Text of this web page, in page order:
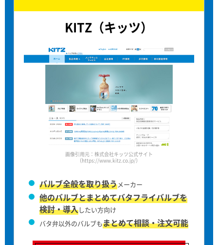
KITZ（キッツ）
画像引用元：株式会社キッツ公式サイト
（https://www.kitz.co.jp/）
バルブ全般を取り扱うメーカー
他のバルブとまとめてバタフライバルブを
検討・導入したい方向け
バタ弁以外のバルブもまとめて相談・注文可能